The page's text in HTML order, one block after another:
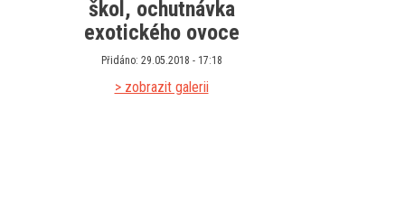
škol, ochutnávka
exotického ovoce
Přidáno: 29.05.2018 - 17:18
> zobrazit galerii